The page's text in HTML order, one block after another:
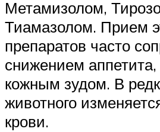
Метамизолом,
Тиамазолом. Прием
препаратов часто
снижением аппетита,
кожным зудом. В
животного
крови.